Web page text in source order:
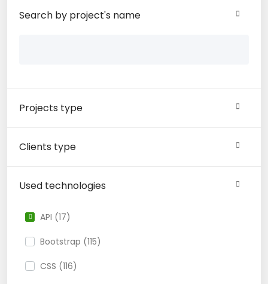
Search by project's name
Projects type
Clients type
Used technologies
API (17)
Bootstrap (115)
CSS (116)